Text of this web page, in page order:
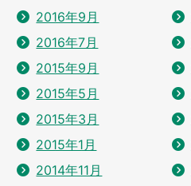
2016年9月
2016年7月
2015年9月
2015年5月
2015年3月
2015年1月
2014年11月